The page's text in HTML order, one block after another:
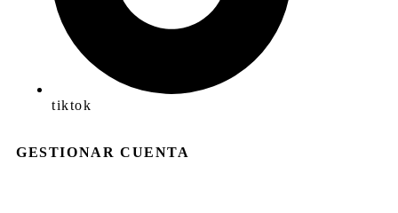
tiktok
GESTIONAR CUENTA